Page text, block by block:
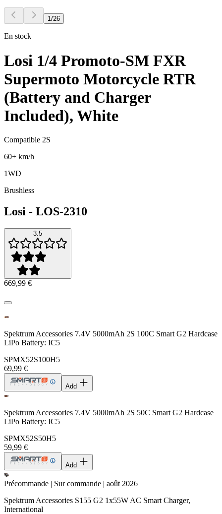
1/26
En stock
Losi 1/4 Promoto-SM FXR
Supermoto Motorcycle RTR
(Battery and Charger
Included), White
Compatible 2S
60+ km/h
1WD
Brushless
Losi - LOS-2310
3.5
669,99 €
Spektrum Accessories 7.4V 5000mAh 2S 100C Smart G2 Hardcase
LiPo Battery: IC5
SPMX52S100H5
69,99 €
Add
Spektrum Accessories 7.4V 5000mAh 2S 50C Smart G2 Hardcase
LiPo Battery: IC5
SPMX52S50H5
59,99 €
Add
Précommande | Sur commande | août 2026
Spektrum Accessories S155 G2 1x55W AC Smart Charger,
International